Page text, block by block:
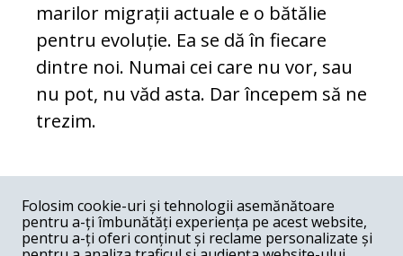
marilor migrații actuale e o bătălie
pentru evoluție. Ea se dă în fiecare
dintre noi. Numai cei ca­re nu vor, sau
nu pot, nu văd asta. Dar începem să ne
trezim.
COMENTARII
Nume
Folosim cookie-uri și tehnologii asemănătoare
pentru a-ți îmbunătăți experiența pe acest website,
pentru a-ți oferi conținut și reclame personalizate și